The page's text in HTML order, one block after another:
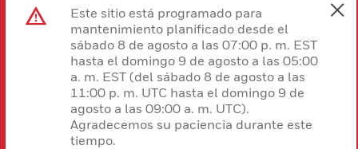
Este sitio está programado para
mantenimiento planificado desde el
sábado 8 de agosto a las 07:00 p. m. EST
hasta el domingo 9 de agosto a las 05:00
a. m. EST (del sábado 8 de agosto a las
11:00 p. m. UTC hasta el domingo 9 de
agosto a las 09:00 a. m. UTC).
Agradecemos su paciencia durante este
tiempo.